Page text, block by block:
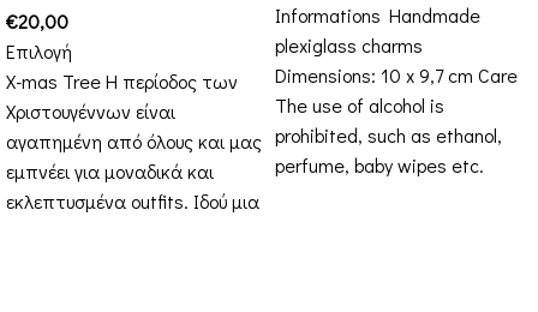
€20,00
Επιλογή
X-mas Tree Η περίοδος των
Χριστουγέννων είναι
αγαπημένη από όλους και μας
εμπνέει για μοναδικά και
εκλεπτυσμένα outfits. Ιδού μια
Informations Handmade
plexiglass charms
Dimensions: 10 x 9,7 cm Care
The use of alcohol is
prohibited, such as ethanol,
perfume, baby wipes etc.